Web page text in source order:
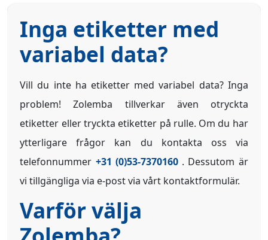
Inga etiketter med
variabel data?
Vill du inte ha etiketter med variabel data? Inga
problem! Zolemba tillverkar även otryckta
etiketter eller tryckta etiketter på rulle. Om du har
ytterligare frågor kan du kontakta oss via
telefonnummer +31 (0)53-7370160. Dessutom är
vi tillgängliga via e-post via vårt kontaktformulär.
Varför välja